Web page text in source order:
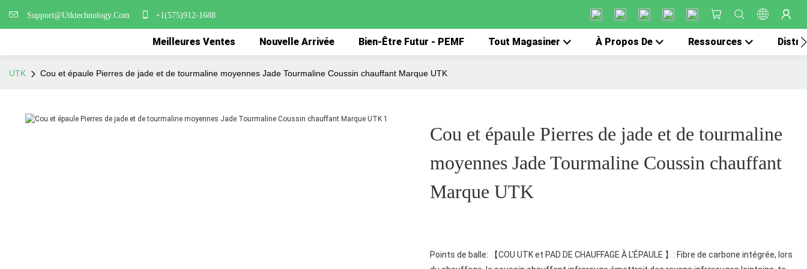
Support@Utktechnology.Com +1(575)912-1688
Meilleures Ventes Nouvelle Arrivée Bien-Être Futur - PEMF Tout Magasiner À Propos De Ressources
UTK Cou et épaule Pierres de jade et de tourmaline moyennes Jade Tourmaline Coussin chauffant Marque UTK
Cou et épaule Pierres de jade et de tourmaline
moyennes Jade Tourmaline Coussin chauffant
Marque UTK
Points de balle: 【COU UTK et PAD DE CHAUFFAGE À L'ÉPAULE 】: Fibre de carbone intégrée, lors